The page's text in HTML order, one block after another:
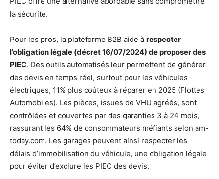
la sécurité.
Pour les pros, la plateforme B2B aide à respecter
l’obligation légale (décret 16/07/2024) de proposer des
PIEC. Des outils automatisés leur permettent de générer
des devis en temps réel, surtout pour les véhicules
électriques, 11% plus coûteux à réparer en 2025 (Flottes
Automobiles). Les pièces, issues de VHU agréés, sont
contrôlées et couvertes par des garanties 3 à 24 mois,
rassurant les 64% de consommateurs méfiants selon am-
today.com. Les garages peuvent ainsi respecter les
délais d’immobilisation du véhicule, une obligation légale
pour éviter d’exclure les PIEC des devis.